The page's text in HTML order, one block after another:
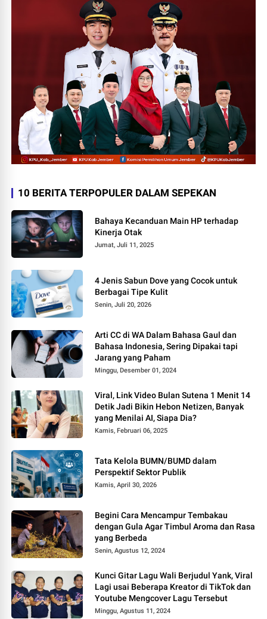
10 BERITA TERPOPULER DALAM SEPEKAN
Bahaya Kecanduan Main HP terhadap
Kinerja Otak
Jumat, Juli 11, 2025
4 Jenis Sabun Dove yang Cocok untuk
Berbagai Tipe Kulit
Senin, Juli 20, 2026
Arti CC di WA Dalam Bahasa Gaul dan
Bahasa Indonesia, Sering Dipakai tapi
Jarang yang Paham
Minggu, Desember 01, 2024
Viral, Link Video Bulan Sutena 1 Menit 14
Detik Jadi Bikin Hebon Netizen, Banyak
yang Menilai AI, Siapa Dia?
Kamis, Februari 06, 2025
Tata Kelola BUMN/BUMD dalam
Perspektif Sektor Publik
Kamis, April 30, 2026
Begini Cara Mencampur Tembakau
dengan Gula Agar Timbul Aroma dan Rasa
yang Berbeda
Senin, Agustus 12, 2024
Kunci Gitar Lagu Wali Berjudul Yank, Viral
Lagi usai Beberapa Kreator di TikTok dan
Youtube Mengcover Lagu Tersebut
Minggu, Agustus 11, 2024